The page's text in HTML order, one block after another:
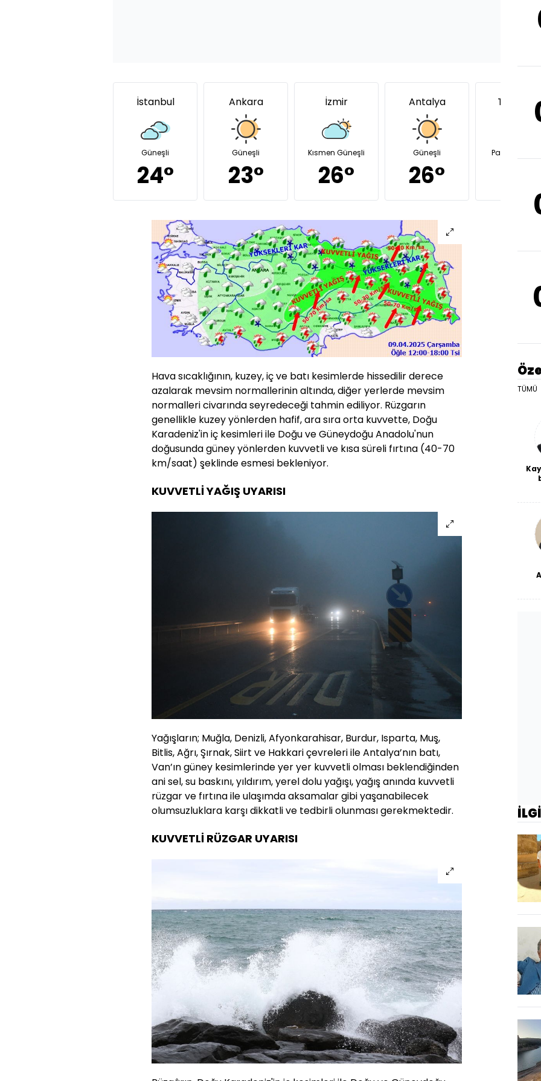
İstanbul
Güneşli
24°
Ankara
Güneşli
23°
İzmir
Kısmen Güneşli
26°
Antalya
Güneşli
26°
Trabzon
Parçalı bulutlu
Hava sıcaklığının, kuzey, iç ve batı kesimlerde hissedilir derece
azalarak mevsim normallerinin altında, diğer yerlerde mevsim
normalleri civarında seyredeceği tahmin ediliyor. Rüzgarın
genellikle kuzey yönlerden hafif, ara sıra orta kuvvette, Doğu
Karadeniz'in iç kesimleri ile Doğu ve Güneydoğu Anadolu'nun
doğusunda güney yönlerden kuvvetli ve kısa süreli fırtına (40-70
km/saat) şeklinde esmesi bekleniyor.
KUVVETLİ YAĞIŞ UYARISI
Yağışların; Muğla, Denizli, Afyonkarahisar, Burdur, Isparta, Muş,
Bitlis, Ağrı, Şırnak, Siirt ve Hakkari çevreleri ile Antalya’nın batı,
Van’ın güney kesimlerinde yer yer kuvvetli olması beklendiğinden
ani sel, su baskını, yıldırım, yerel dolu yağışı, yağış anında kuvvetli
rüzgar ve fırtına ile ulaşımda aksamalar gibi yaşanabilecek
olumsuzluklara karşı dikkatli ve tedbirli olunması gerekmektedir.
KUVVETLİ RÜZGAR UYARISI
TÜMÜ